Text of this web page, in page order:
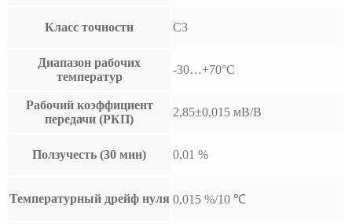
Класс точности C3
Диапазон рабочих
температур
-30…+70°С
Рабочий коэффициент
передачи (РКП)
2,85±0,015 мВ/В
Ползучесть (30 мин) 0,01 %
Температурный дрейф нуля 0,015 %/10 ℃